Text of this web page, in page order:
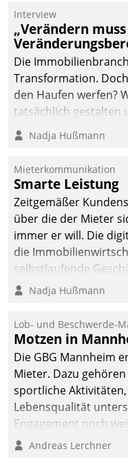
integrieren.
Interview
„Verändern
Die
Transformation.
den Haufen werfen?
tatsächlich gestalten
Argumente zählen
Nadja Hußmann
Mieterkommunikation
Smarte Leistung
Zeitgemäßer
über die der Mieter
immer er will. Die
die
selbstlaufende
Kunde und smart der
Nadja Hußmann
Lob- und Beschwerde-
Motzen in
Die GBG Mannheim
Mieter. Dazu
sportliche
Lebensqualität
Engagement noch
von Beschwerden –
Andreas Lerchner